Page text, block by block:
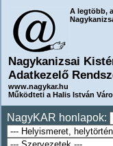
A legtöbb,
Nagykanizsai
Adatkezelő
www.nagykar.hu
Működteti a Halis István
NagyKAR honlapok: